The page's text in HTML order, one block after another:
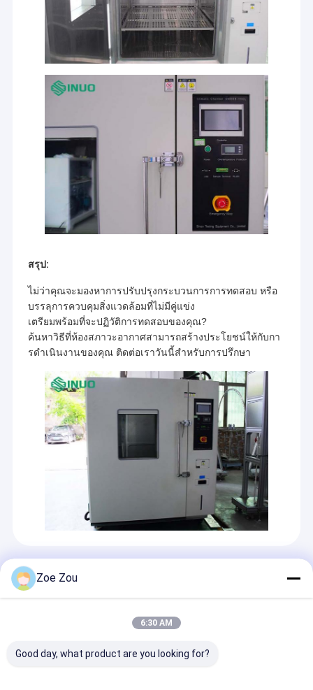
สรุป:
ไม่ว่าคุณจะมองหาการปรับปรุงกระบวนการการทดสอบ หรือ
บรรลุการควบคุมสิ่งแวดล้อมที่ไม่มีคู่แข่ง
เตรียมพร้อมที่จะปฏิวัติการทดสอบของคุณ?
ค้นหาวิธีที่ห้องสภาวะอากาศสามารถสร้างประโยชน์ให้กับกา
รดําเนินงานของคุณ ติดต่อเราวันนี้สําหรับการปรึกษา
สินค้าที่แนะนํา
Zoe Zou
6:30 AM
Good day, what product are you looking for?